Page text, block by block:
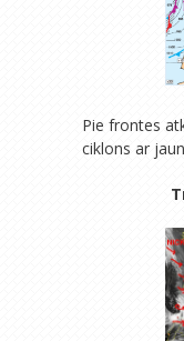
Pie frontes
ciklons ar